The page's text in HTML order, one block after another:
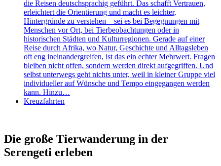
die Reisen deutschsprachig geführt. Das schafft Vertrauen,
erleichtert die Orientierung und macht es leichter,
Hintergründe zu verstehen – sei es bei Begegnungen mit
Menschen vor Ort, bei Tierbeobachtungen oder in
historischen Städten und Kulturregionen. Gerade auf einer
Reise durch Afrika, wo Natur, Geschichte und Alltagsleben
oft eng ineinandergreifen, ist das ein echter Mehrwert. Fragen
bleiben nicht offen, sondern werden direkt aufgegriffen. Und
selbst unterwegs geht nichts unter, weil in kleiner Gruppe viel
individueller auf Wünsche und Tempo eingegangen werden
kann. Hinzu…
Kreuzfahrten
Die große Tierwanderung in der
Serengeti erleben